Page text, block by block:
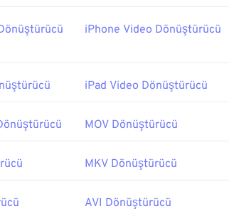
iPhone Video Dönüştürücü
iPad Video Dönüştürücü
MOV Dönüştürücü
MKV Dönüştürücü
AVI Dönüştürücü